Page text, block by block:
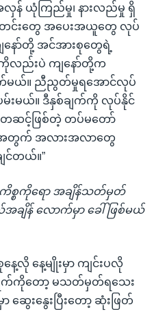
န် ယုံကြည်မှု၊ နားလည်မှု ရှိ
တင်းတွေ အပေးအယူတွေ လုပ်
နော်တို့ အင်အားစုတွေရဲ့
ကိုလည်းပဲ ကျနော်တို့က
ယ်။ ညီညွတ်မှုရအောင်လုပ်
မ်းမယ်။ ဒီနှစ်ချက်ကို လုပ်နိုင်
တဆင့်ဖြစ်တဲ့ တပ်မတော်
အတွက် အလားအလာတွေ
င်တယ်။”
စ္စကိုရော အချိန်သတ်မှတ်
ချိန် လောက်မှာ ခေါ်ဖြစ်မယ်
ေ့လို နေ့မျိုးမှာ ကျင်းပလို
က်ကိုတော့ မသတ်မှတ်ရသေး
ဆွေးနွေးပြီးတော့ ဆုံးဖြတ်